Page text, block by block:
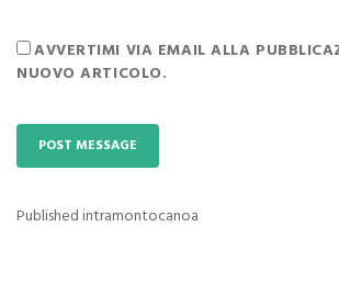
AVVERTIMI VIA EMAIL ALLA
NUOVO ARTICOLO.
Navigazione
Published intramontocanoa